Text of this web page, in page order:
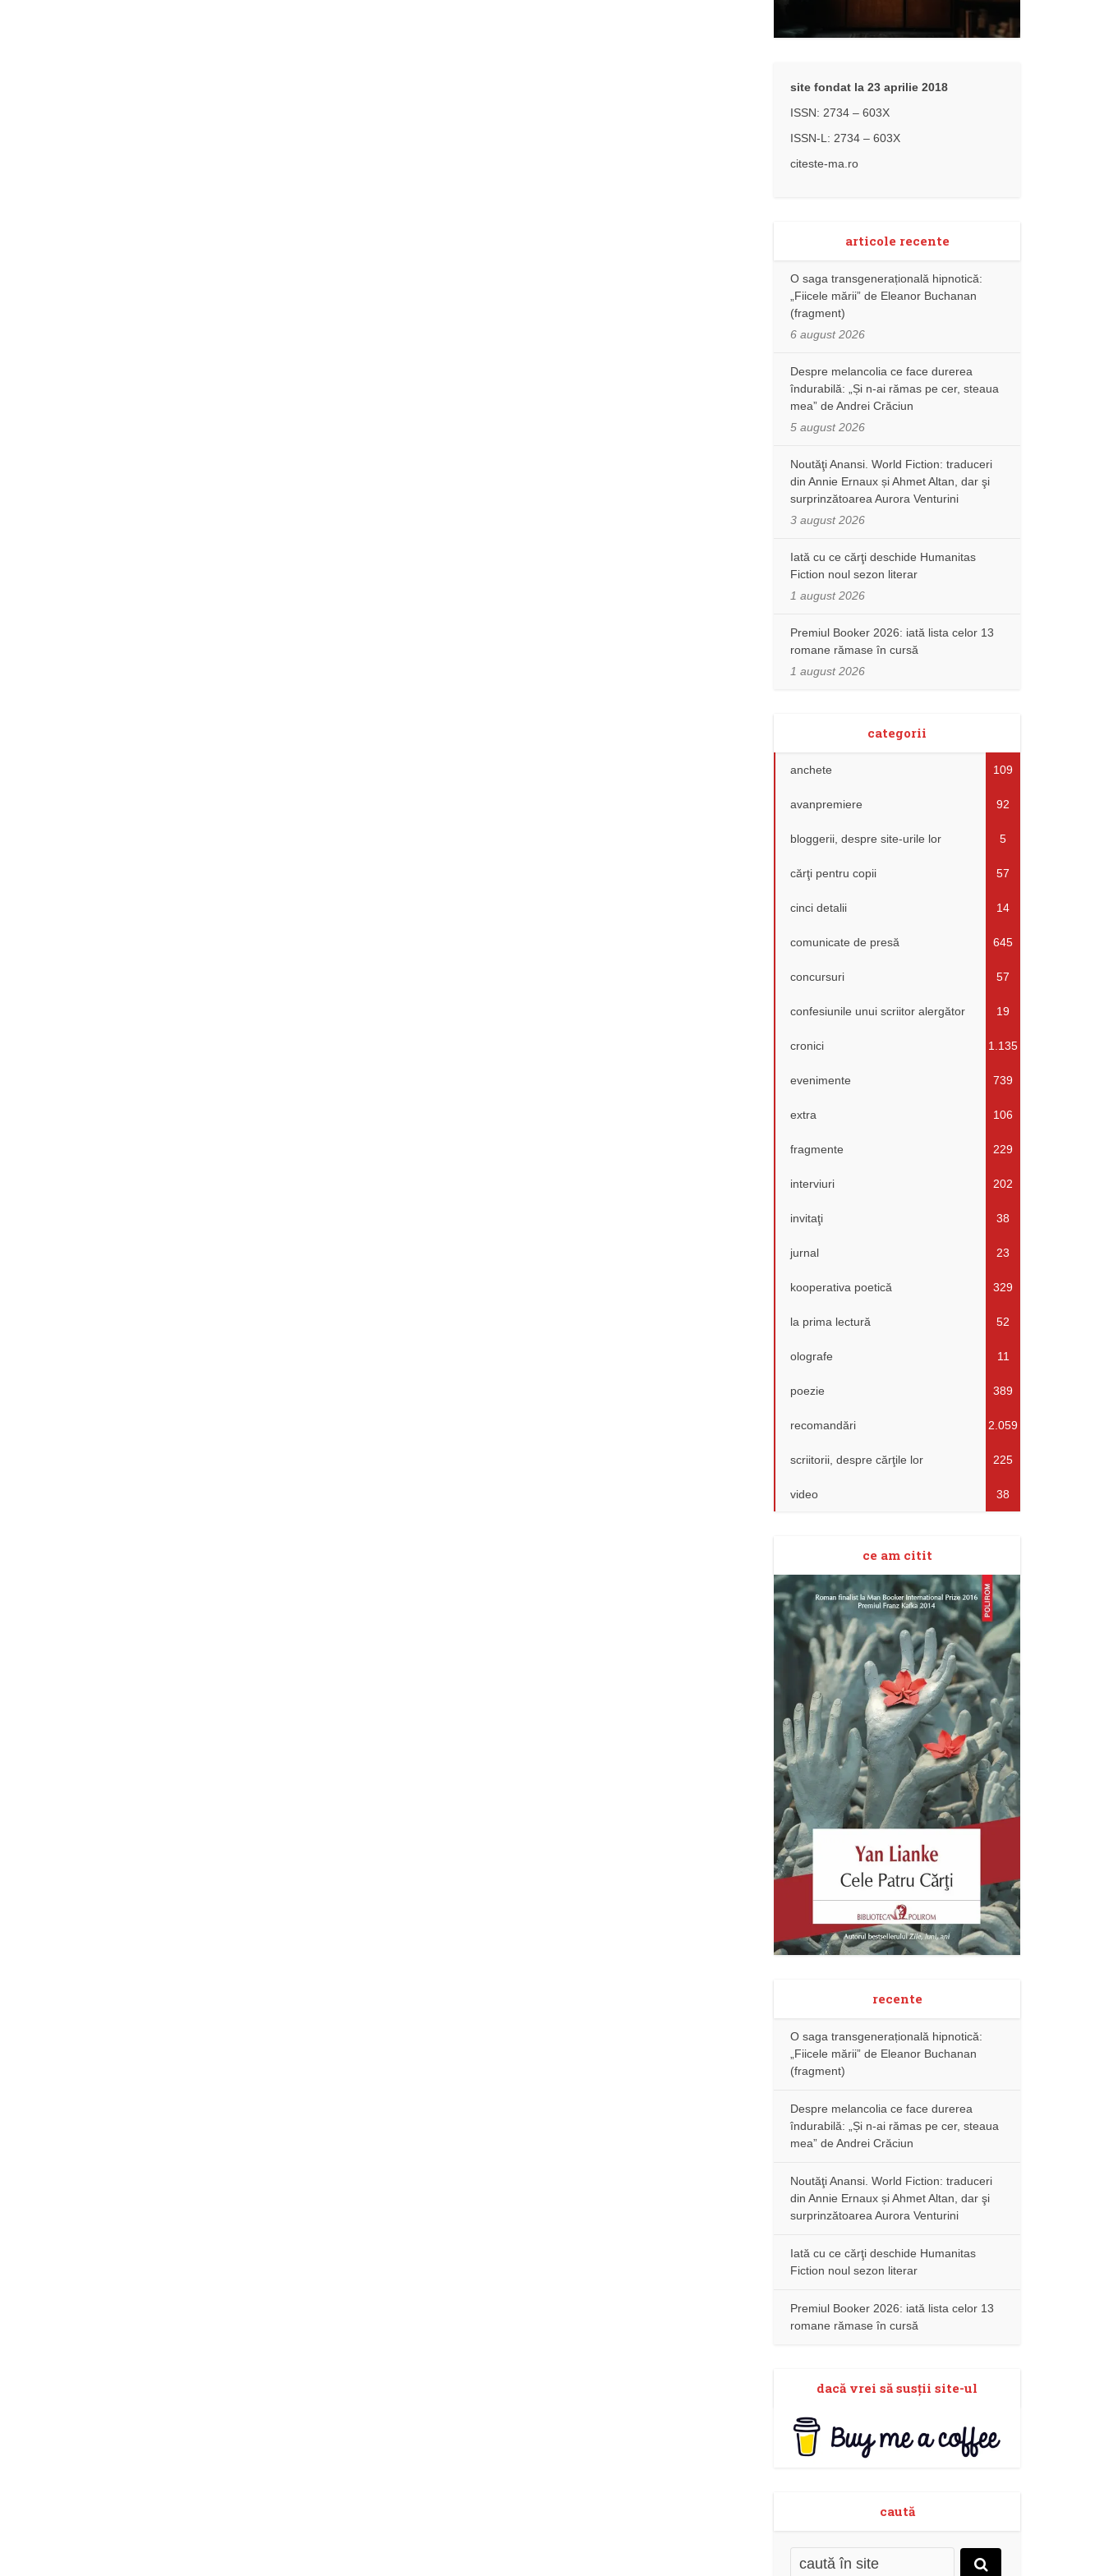
site fondat la 23 aprilie 2018
ISSN: 2734 – 603X
ISSN-L: 2734 – 603X
citeste-ma.ro
articole recente
O saga transgenerațională hipnotică:
„Fiicele mării” de Eleanor Buchanan
(fragment)
6 august 2026
Despre melancolia ce face durerea
îndurabilă: „Și n-ai rămas pe cer, steaua
mea” de Andrei Crăciun
5 august 2026
Noutăţi Anansi. World Fiction: traduceri
din Annie Ernaux și Ahmet Altan, dar şi
surprinzătoarea Aurora Venturini
3 august 2026
Iată cu ce cărţi deschide Humanitas
Fiction noul sezon literar
1 august 2026
Premiul Booker 2026: iată lista celor 13
romane rămase în cursă
1 august 2026
categorii
anchete 109
avanpremiere 92
bloggerii, despre site-urile lor 5
cărţi pentru copii 57
cinci detalii 14
comunicate de presă 645
concursuri 57
confesiunile unui scriitor alergător 19
cronici 1.135
evenimente 739
extra 106
fragmente 229
interviuri 202
invitaţi 38
jurnal 23
kooperativa poetică 329
la prima lectură 52
olografe 11
poezie 389
recomandări 2.059
scriitorii, despre cărţile lor 225
video 38
ce am citit
recente
O saga transgenerațională hipnotică:
„Fiicele mării” de Eleanor Buchanan
(fragment)
Despre melancolia ce face durerea
îndurabilă: „Și n-ai rămas pe cer, steaua
mea” de Andrei Crăciun
Noutăţi Anansi. World Fiction: traduceri
din Annie Ernaux și Ahmet Altan, dar şi
surprinzătoarea Aurora Venturini
Iată cu ce cărţi deschide Humanitas
Fiction noul sezon literar
Premiul Booker 2026: iată lista celor 13
romane rămase în cursă
dacă vrei să susţii site-ul
caută